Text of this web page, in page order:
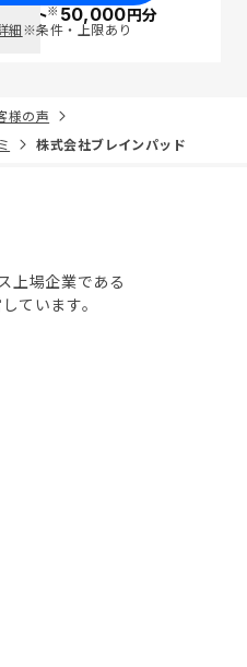
ポイント※50,000円分
細※条件・上限あり
様の声
株式会社ブレインパッド
上場企業である
ています。